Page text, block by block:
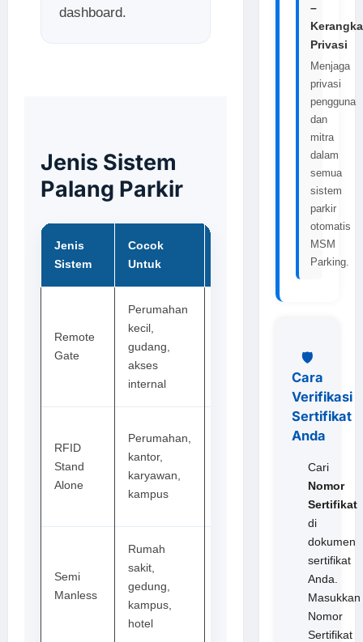
dashboard.
Jenis Sistem
Palang Parkir
Jenis
Sistem
Cocok
Untuk
Remote
Gate
Perumahan
kecil,
gudang,
akses
internal
RFID
Stand
Alone
Perumahan,
kantor,
karyawan,
kampus
Semi
Manless
Rumah
sakit,
gedung,
kampus,
hotel
–
Kerangka
Privasi
Menjaga
privasi
pengguna
dan
mitra
dalam
semua
sistem
parkir
otomatis
MSM
Parking.
🛡️
Cara
Verifikasi
Sertifikat
Anda
Cari
Nomor
Sertifikat
di
dokumen
sertifikat
Anda.
Masukkan
Nomor
Sertifikat